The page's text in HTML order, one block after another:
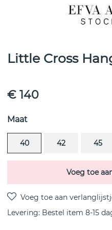
Little Cross
€ 140
Maat
40 42 45
Voeg toe
Levering: Bestel item 8-15